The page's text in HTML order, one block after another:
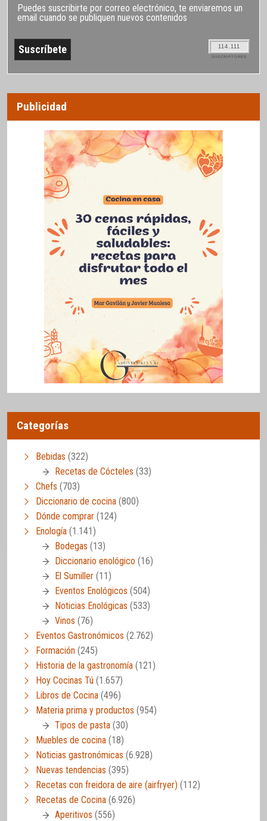
Puedes suscribirte por correo electrónico, te enviaremos un
email cuando se publiquen nuevos contenidos
114.111
SUSCRIPTORES
Publicidad
Categorías
Bebidas (322)
Recetas de Cócteles (33)
Chefs (703)
Diccionario de cocina (800)
Dónde comprar (124)
Enología (1.141)
Bodegas (13)
Diccionario enológico (16)
El Sumiller (11)
Eventos Enológicos (504)
Noticias Enológicas (533)
Vinos (76)
Eventos Gastronómicos (2.762)
Formación (245)
Historia de la gastronomía (121)
Hoy Cocinas Tú (1.657)
Libros de Cocina (496)
Materia prima y productos (954)
Tipos de pasta (30)
Muebles de cocina (18)
Noticias gastronómicas (6.928)
Nuevas tendencias (395)
Recetas con freidora de aire (airfryer) (112)
Recetas de Cocina (6.926)
Aperitivos (556)